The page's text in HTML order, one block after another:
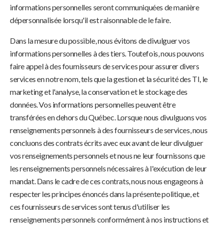
informations personnelles seront communiquées de manière
dépersonnalisée lorsqu'il est raisonnable de le faire.
Dans la mesure du possible, nous évitons de divulguer vos
informations personnelles à des tiers. Toutefois, nous pouvons
faire appel à des fournisseurs de services pour assurer divers
services en notre nom, tels que la gestion et la sécurité des TI, le
marketing et l'analyse, la conservation et le stockage des
données. Vos informations personnelles peuvent être
transférées en dehors du Québec. Lorsque nous divulguons vos
renseignements personnels à des fournisseurs de services, nous
concluons des contrats écrits avec eux avant de leur divulguer
vos renseignements personnels et nous ne leur fournissons que
les renseignements personnels nécessaires à l'exécution de leur
mandat. Dans le cadre de ces contrats, nous nous engageons à
respecter les principes énoncés dans la présente politique, et
ces fournisseurs de services sont tenus d'utiliser les
renseignements personnels conformément à nos instructions et